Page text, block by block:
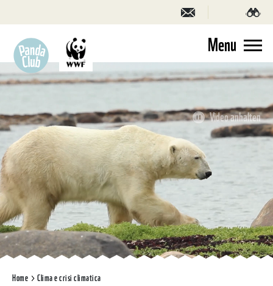
Menu
Video anhalten
Home Clima e crisi climatica